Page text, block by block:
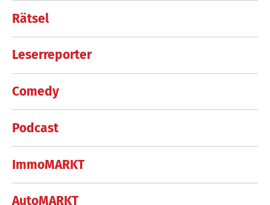
Rätsel
Leserreporter
Comedy
Podcast
ImmoMARKT
AutoMARKT